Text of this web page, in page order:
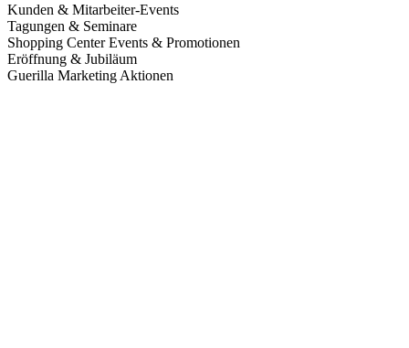
Kunden & Mitarbeiter-Events
Tagungen & Seminare
Shopping Center Events & Promotionen
Eröffnung & Jubiläum
Guerilla Marketing Aktionen